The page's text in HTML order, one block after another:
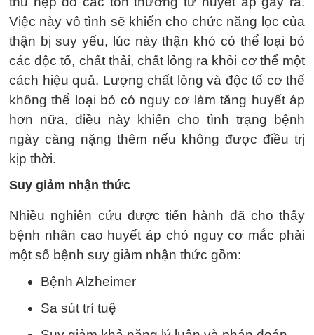
Việc này vô tình sẽ khiến cho chức năng lọc của
thận bị suy yếu, lúc này thận khó có thể loại bỏ
các độc tố, chất thải, chất lỏng ra khỏi cơ thể một
cách hiệu quả. Lượng chất lỏng và độc tố cơ thể
không thể loại bỏ có nguy cơ làm tăng huyết áp
hơn nữa, điều này khiến cho tình trạng bệnh
ngày càng nặng thêm nếu không được điều trị
kịp thời.
Suy giảm nhận thức
Nhiều nghiên cứu được tiến hành đã cho thấy
bệnh nhân cao huyết áp chó nguy cơ mắc phải
một số bệnh suy giảm nhận thức gồm:
Bệnh Alzheimer
Sa sút trí tuệ